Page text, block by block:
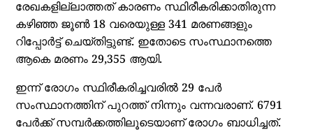
രേഖകളില്ലാത്തത് കാരണം സ്ഥിരീകരിക്കാതിരുന്ന
കഴിഞ്ഞ ജൂണ്‍ 18 വരെയുള്ള 341 മരണങ്ങളും
റിപ്പോര്‍ട്ട് ചെയ്തിട്ടുണ്ട്. ഇതോടെ സംസ്ഥാനത്തെ
ആകെ മരണം 29,355 ആയി.
ഇന്ന് രോഗം സ്ഥിരീകരിച്ചവരില്‍ 29 പേര്‍
സംസ്ഥാനത്തിന് പുറത്ത് നിന്നും വന്നവരാണ്. 6791
പേര്‍ക്ക് സമ്പര്‍ക്കത്തിലൂടെയാണ് രോഗം ബാധിച്ചത്.